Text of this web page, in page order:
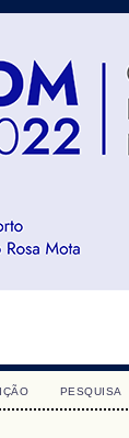
PESQUISA